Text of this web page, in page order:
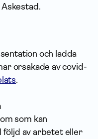
och ladda
orsakade av covid-
.
som kan
följd av arbetet eller